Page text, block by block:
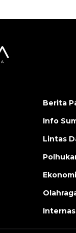
Berita
Info
Lintas
Ekonomi